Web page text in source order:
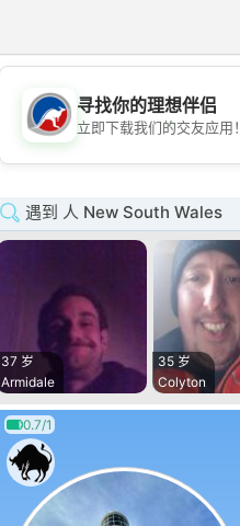
💖
寻找你的理想伴侣
立即下载我们的交友应用！
遇到 人 New South Wales
37 岁
Armidale
35 岁
Colyton
0.7/1